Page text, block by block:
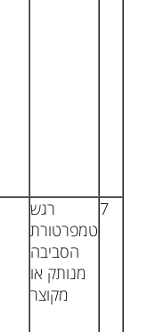
7
רגש
טמפרטורת
הסביבה
מנותק או
מקוצר